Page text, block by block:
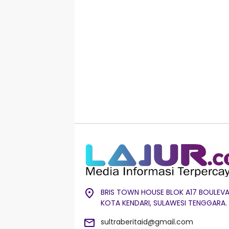
BRIS TOWN HOUSE BLOK A17
KOTA KENDARI, SULAWESI TENGGARA.
sultraberitaid@gmail.com